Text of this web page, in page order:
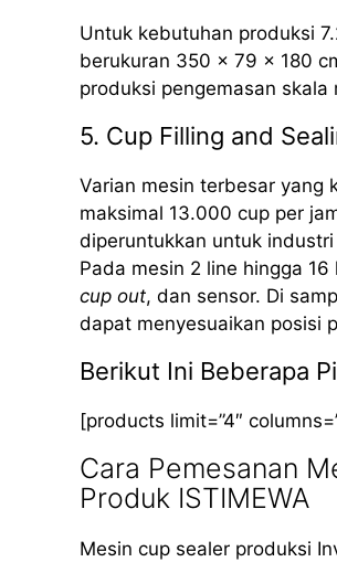
Untuk kebutuhan produksi
berukuran 350 x 79 x 180
produksi pengemasan
5. Cup Filling and
Varian mesin terbesar yang
maksimal 13.000 cup per
diperuntukkan untuk
Pada mesin 2 line hingga
cup out, dan sensor. Di
dapat menyesuaikan posisi
Berikut Ini Beberapa
[products limit=”4″
Cara Pemesanan
Produk ISTIMEWA
Mesin cup sealer produksi